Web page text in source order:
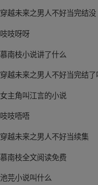
穿越未来之男人不好当完结没
吱吱呀呀
慕南枝小说讲了什么
穿越未来之男人不好当完结了
女主角叫江言的小说
吱吱唔唔
穿越未来之男人不好当续集
慕南枝全文阅读免费
池芫小说叫什么